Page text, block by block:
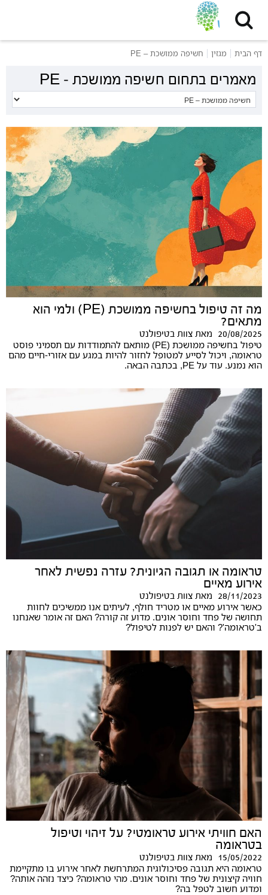
דף הבית מגזין חשיפה ממושכת – PE
מאמרים בתחום חשיפה ממושכת – PE
מה זה טיפול בחשיפה ממושכת (PE) ולמי הוא
מתאים?
20/08/2025 מאת צוות בטיפולנט
טיפול בחשיפה ממושכת (PE) מותאם להתמודדות עם תסמיני פוסט
טראומה, ויכול לסייע למטופל לחזור להיות במגע עם אזורי-חיים מהם
הוא נמנע. עוד על PE, בכתבה הבאה.
טראומה או תגובה הגיונית? עזרה נפשית לאחר
אירוע מאיים
28/11/2023 מאת צוות בטיפולנט
כאשר אירוע מאיים או מטריד חולף, לעיתים אנו ממשיכים לחוות
תחושה של פחד וחוסר אונים. מדוע זה קורה? האם זה אומר שאנחנו
ב'טראומה'? והאם יש לפנות לטיפול?
האם חוויתי אירוע טראומטי? על זיהוי וטיפול
בטראומה
15/05/2022 מאת צוות בטיפולנט
טראומה היא תגובה פסיכולוגית המתרחשת לאחר אירוע בו מתקיימת
חוויה קיצונית של פחד וחוסר אונים. מהי טראומה? כיצד נזהה אותה?
ומדוע חשוב לטפל בה?